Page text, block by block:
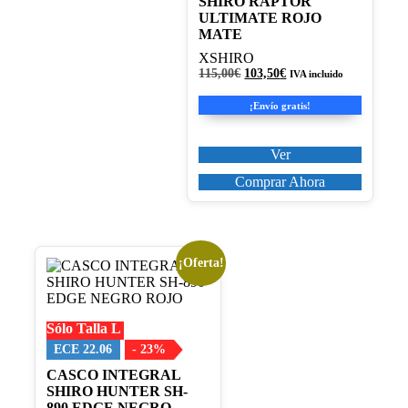
ULTIMATE ROJO
MATE
XSHIRO
115,00€ El
original
era:
103,50€El
actual
es:
IVA incluido
¡Envío gratis!
Ver
de
producto
Comprar Ahora
¡Oferta!
Sólo Talla L
ECE 22.06 - 23%
CASCO INTEGRAL
SHIRO HUNTER SH-
Este
producto
tiene
variantes.
Las
opciones
se
pueden